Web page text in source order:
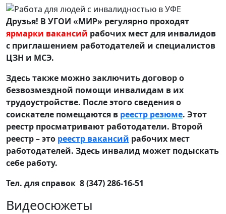
Друзья! В УГОИ «МИР» регулярно проходят
ярмарки вакансий рабочих мест для инвалидов
с приглашением работодателей и специалистов
ЦЗН и МСЭ.
Здесь также можно заключить договор о
безвозмездной помощи инвалидам в их
трудоустройстве. После этого сведения о
соискателе помещаются в реестр резюме. Этот
реестр просматривают работодатели. Второй
реестр – это реестр вакансий рабочих мест
работодателей. Здесь инвалид может подыскать
себе работу.
Тел. для справок 8 (347) 286-16-51
Видеосюжеты